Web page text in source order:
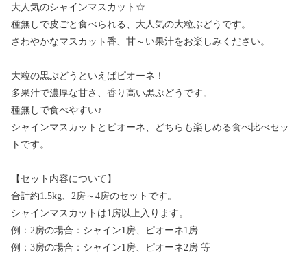
大人気のシャインマスカット☆
種無しで皮ごと食べられる、大人気の大粒ぶどうです。
さわやかなマスカット香、甘～い果汁をお楽しみください。
大粒の黒ぶどうといえばピオーネ！
多果汁で濃厚な甘さ、香り高い黒ぶどうです。
種無しで食べやすい♪
シャインマスカットとピオーネ、どちらも楽しめる食べ比べセッ
トです。
【セット内容について】
合計約1.5kg、2房～4房のセットです。
シャインマスカットは1房以上入ります。
例：2房の場合：シャイン1房、ピオーネ1房
例：3房の場合：シャイン1房、ピオーネ2房 等